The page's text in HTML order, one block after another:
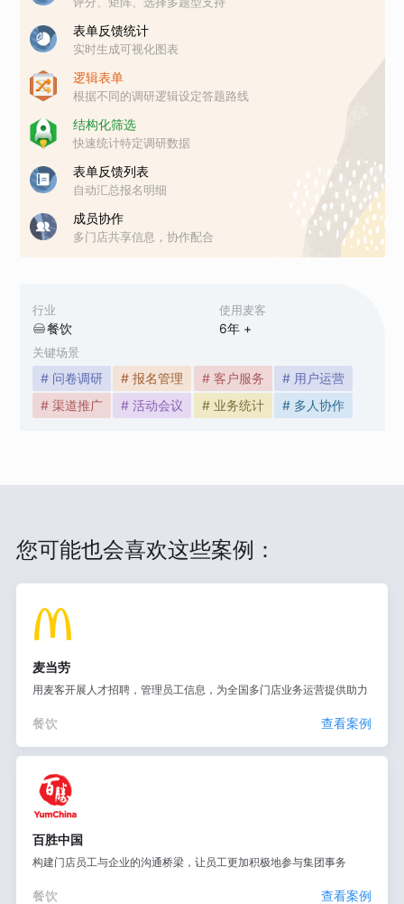
行业
餐饮
使用麦客
6年 +
关键场景
# 问卷调研 # 报名管理 # 客户服务
# 用户运营
# 渠道推广
# 活动会议 # 业务统计 # 多人协作
表单反馈统计
实时生成可视化图表
逻辑表单
根据不同的调研逻辑设定答题路线
结构化筛选
快速统计特定调研数据
表单反馈列表
自动汇总报名明细
成员协作
多门店共享信息，协作配合
您可能也会喜欢这些案例：
麦当劳
用麦客开展人才招聘，管理员工信息，为全国多门店业务运营提供助力
餐饮 查看案例
百胜中国
构建门店员工与企业的沟通桥梁，让员工更加积极地参与集团事务
餐饮 查看案例